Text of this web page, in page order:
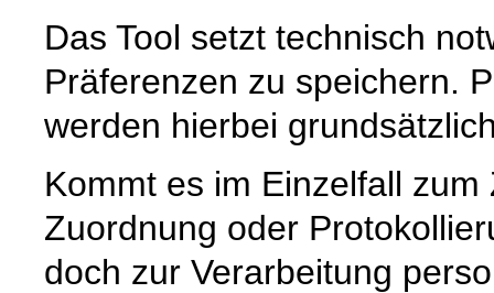
Das Tool setzt technisch
Präferenzen zu speichern.
werden hierbei
Kommt es im Einzelfall
Zuordnung oder
doch zur Verarbeitung